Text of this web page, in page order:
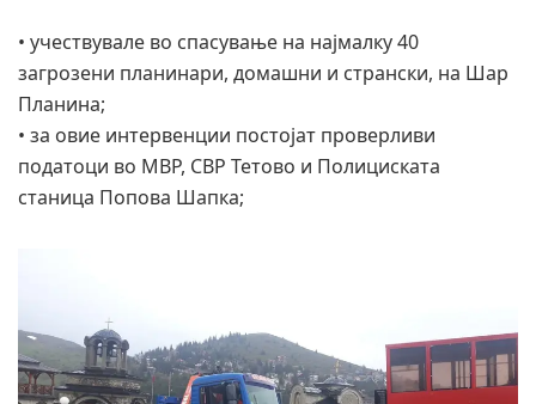
• учествувале во спасување на најмалку 40
загрозени планинари, домашни и странски, на Шар
Планина;
• за овие интервенции постојат проверливи
податоци во МВР, СВР Тетово и Полициската
станица Попова Шапка;